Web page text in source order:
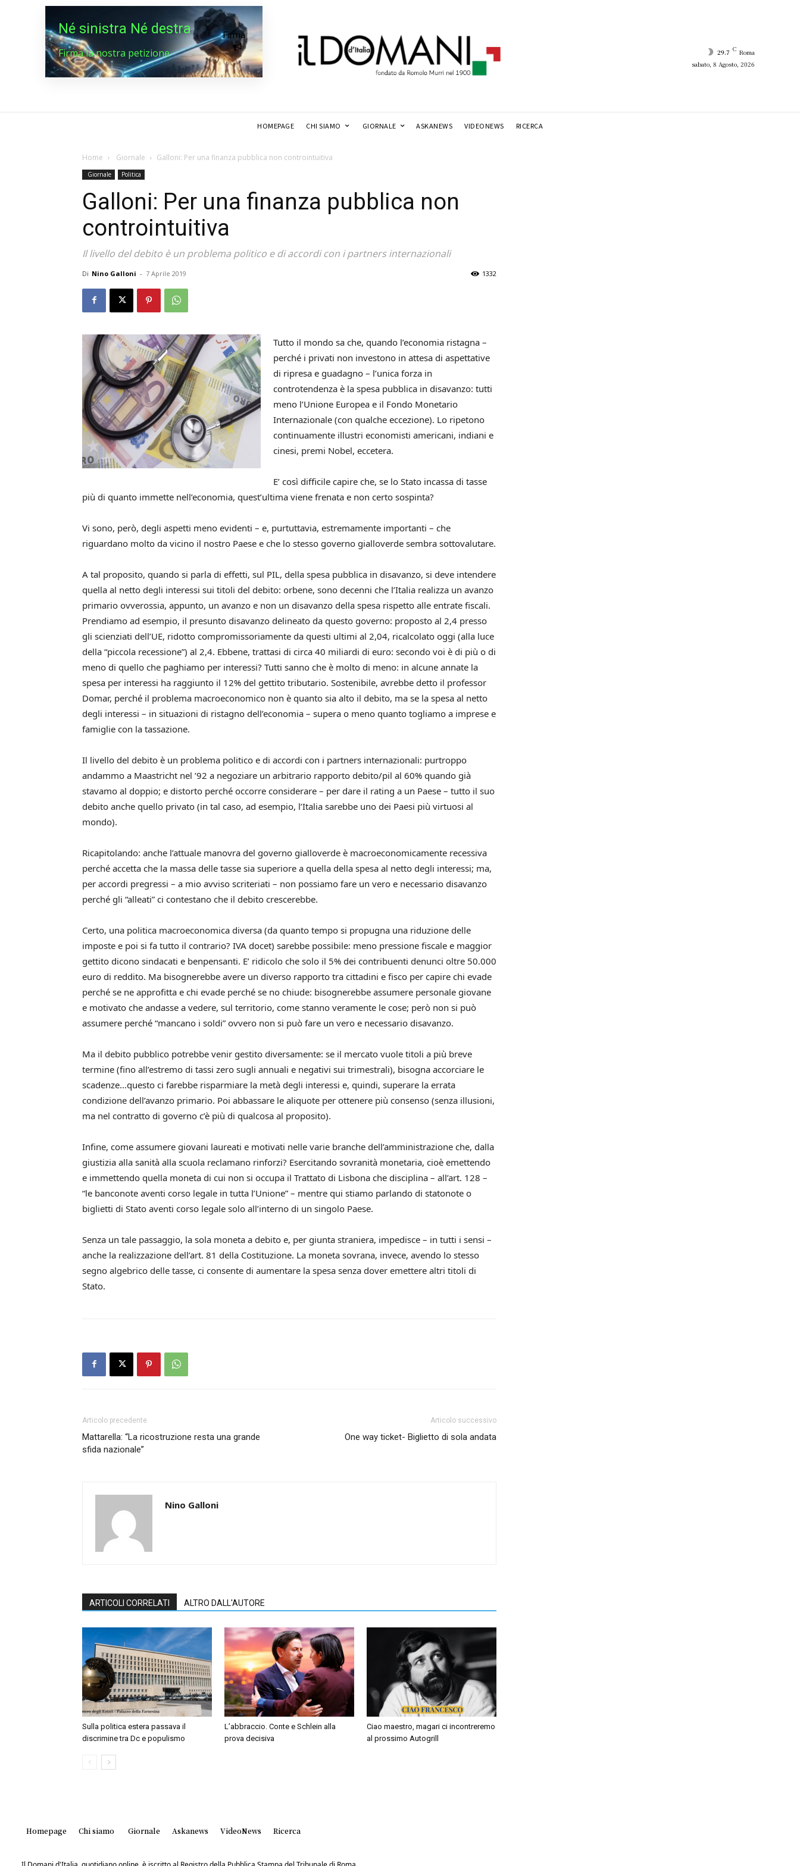
Né sinistra Né destra
Firma la nostra petizione
Firma
29.7 C Roma
sabato, 8 Agosto, 2026
HOMEPAGE CHI SIAMO GIORNALE ASKANEWS VIDEONEWS RICERCA
Home Giornale Galloni: Per una finanza pubblica non controintuitiva
Giornale Politica
Galloni: Per una finanza pubblica non
controintuitiva
Il livello del debito è un problema politico e di accordi con i partners internazionali
Di Nino Galloni - 7 Aprile 2019 1332
Tutto il mondo sa che, quando l’economia ristagna –
perché i privati non investono in attesa di aspettative
di ripresa e guadagno – l’unica forza in
controtendenza è la spesa pubblica in disavanzo: tutti
meno l’Unione Europea e il Fondo Monetario
Internazionale (con qualche eccezione). Lo ripetono
continuamente illustri economisti americani, indiani e
cinesi, premi Nobel, eccetera.
E’ così difficile capire che, se lo Stato incassa di tasse
più di quanto immette nell’economia, quest’ultima viene frenata e non certo sospinta?
Vi sono, però, degli aspetti meno evidenti – e, purtuttavia, estremamente importanti – che
riguardano molto da vicino il nostro Paese e che lo stesso governo gialloverde sembra sottovalutare.
A tal proposito, quando si parla di effetti, sul PIL, della spesa pubblica in disavanzo, si deve intendere
quella al netto degli interessi sui titoli del debito: orbene, sono decenni che l’Italia realizza un avanzo
primario ovverossia, appunto, un avanzo e non un disavanzo della spesa rispetto alle entrate fiscali.
Prendiamo ad esempio, il presunto disavanzo delineato da questo governo: proposto al 2,4 presso
gli scienziati dell’UE, ridotto compromissoriamente da questi ultimi al 2,04, ricalcolato oggi (alla luce
della “piccola recessione”) al 2,4. Ebbene, trattasi di circa 40 miliardi di euro: secondo voi è di più o di
meno di quello che paghiamo per interessi? Tutti sanno che è molto di meno: in alcune annate la
spesa per interessi ha raggiunto il 12% del gettito tributario. Sostenibile, avrebbe detto il professor
Domar, perché il problema macroeconomico non è quanto sia alto il debito, ma se la spesa al netto
degli interessi – in situazioni di ristagno dell’economia – supera o meno quanto togliamo a imprese e
famiglie con la tassazione.
Il livello del debito è un problema politico e di accordi con i partners internazionali: purtroppo
andammo a Maastricht nel ’92 a negoziare un arbitrario rapporto debito/pil al 60% quando già
stavamo al doppio; e distorto perché occorre considerare – per dare il rating a un Paese – tutto il suo
debito anche quello privato (in tal caso, ad esempio, l’Italia sarebbe uno dei Paesi più virtuosi al
mondo).
Ricapitolando: anche l’attuale manovra del governo gialloverde è macroeconomicamente recessiva
perché accetta che la massa delle tasse sia superiore a quella della spesa al netto degli interessi; ma,
per accordi pregressi – a mio avviso scriteriati – non possiamo fare un vero e necessario disavanzo
perché gli “alleati” ci contestano che il debito crescerebbe.
Certo, una politica macroeconomica diversa (da quanto tempo si propugna una riduzione delle
imposte e poi si fa tutto il contrario? IVA docet) sarebbe possibile: meno pressione fiscale e maggior
gettito dicono sindacati e benpensanti. E’ ridicolo che solo il 5% dei contribuenti denunci oltre 50.000
euro di reddito. Ma bisognerebbe avere un diverso rapporto tra cittadini e fisco per capire chi evade
perché se ne approfitta e chi evade perché se no chiude: bisognerebbe assumere personale giovane
e motivato che andasse a vedere, sul territorio, come stanno veramente le cose; però non si può
assumere perché “mancano i soldi” ovvero non si può fare un vero e necessario disavanzo.
Ma il debito pubblico potrebbe venir gestito diversamente: se il mercato vuole titoli a più breve
termine (fino all’estremo di tassi zero sugli annuali e negativi sui trimestrali), bisogna accorciare le
scadenze…questo ci farebbe risparmiare la metà degli interessi e, quindi, superare la errata
condizione dell’avanzo primario. Poi abbassare le aliquote per ottenere più consenso (senza illusioni,
ma nel contratto di governo c’è più di qualcosa al proposito).
Infine, come assumere giovani laureati e motivati nelle varie branche dell’amministrazione che, dalla
giustizia alla sanità alla scuola reclamano rinforzi? Esercitando sovranità monetaria, cioè emettendo
e immettendo quella moneta di cui non si occupa il Trattato di Lisbona che disciplina – all’art. 128 –
“le banconote aventi corso legale in tutta l’Unione” – mentre qui stiamo parlando di statonote o
biglietti di Stato aventi corso legale solo all’interno di un singolo Paese.
Senza un tale passaggio, la sola moneta a debito e, per giunta straniera, impedisce – in tutti i sensi –
anche la realizzazione dell’art. 81 della Costituzione. La moneta sovrana, invece, avendo lo stesso
segno algebrico delle tasse, ci consente di aumentare la spesa senza dover emettere altri titoli di
Stato.
Articolo precedente
Mattarella: “La ricostruzione resta una grande
sfida nazionale”
Articolo successivo
One way ticket- Biglietto di sola andata
Nino Galloni
ARTICOLI CORRELATI ALTRO DALL'AUTORE
Sulla politica estera passava il
discrimine tra Dc e populismo
L’abbraccio. Conte e Schlein alla
prova decisiva
Ciao maestro, magari ci incontreremo
al prossimo Autogrill
Homepage Chi siamo Giornale Askanews VideoNews Ricerca